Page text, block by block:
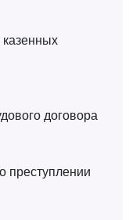
договора
преступлении